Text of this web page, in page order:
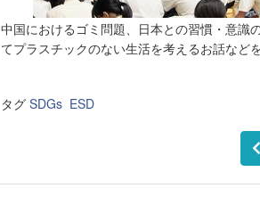
中国におけるゴミ問題、日本との習慣・意識
てプラスチックのない生活を考えるお話など
タグ SDGs ESD